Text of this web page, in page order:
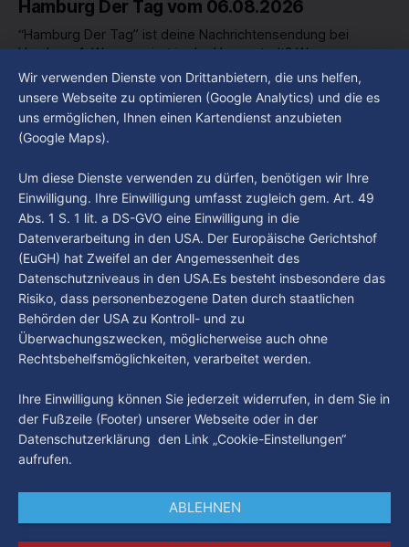
Hamburg Der Tag vom 06.08.2026
“Hamburg Der Tag” ist deine Nachrichtensendung bei
Hamburg 1. Was passiert in der Hansestadt? Was
beschäftigt die Hamburgerinnen und Hamburger? Was steht
in unserer Stadt an? Fragen, die von Montag bis Freitag LIVE
um 18 Uhr beantwortet werden - auf YouTube und im TV.
By Luca Kimmel 6. Aug. 2026
Hamburg Der Tag vom 05.08.2026
“Hamburg Der Tag” ist deine Nachrichtensendung bei
Hamburg 1. Was passiert in der Hansestadt? Was
in unserer Stadt an? Fragen, die von Montag bis Freitag LIVE
um 18 Uhr beantwortet werden - auf YouTube und im TV.
By Luca Kimmel 5. Aug. 2026
Wir verwenden Dienste von Drittanbietern, die uns helfen,
unsere Webseite zu optimieren (Google Analytics) und die es
uns ermöglichen, Ihnen einen Kartendienst anzubieten
(Google Maps).
Um diese Dienste verwenden zu dürfen, benötigen wir Ihre
Einwilligung. Ihre Einwilligung umfasst zugleich gem. Art. 49
Abs. 1 S. 1 lit. a DS-GVO eine Einwilligung in die
Datenverarbeitung in den USA. Der Europäische Gerichtshof
(EuGH) hat Zweifel an der Angemessenheit des
Datenschutzniveaus in den USA.Es besteht insbesondere das
Risiko, dass personenbezogene Daten durch staatlichen
Behörden der USA zu Kontroll- und zu
Überwachungszwecken, möglicherweise auch ohne
Rechtsbehelfsmöglichkeiten, verarbeitet werden.
Ihre Einwilligung können Sie jederzeit widerrufen, in dem Sie in
der Fußzeile (Footer) unserer Webseite oder in der
Datenschutzerklärung den Link „Cookie-Einstellungen“
aufrufen.
ABLEHNEN